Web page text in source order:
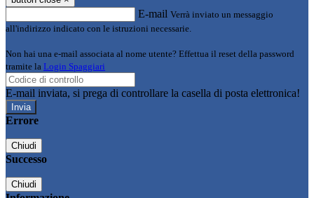
E-mail Verrà inviato un messaggio
all'indirizzo indicato con le istruzioni necessarie.
Non hai una e-mail associata al nome utente? Effettua il reset della password
tramite la Login Spaggiari
E-mail inviata, si prega di controllare la casella di posta elettronica!
Errore
Chiudi
Successo
Chiudi